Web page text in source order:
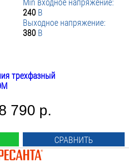
Min входное напряжение:
240 В
Выходное напряжение:
380 В
трехфазный
790 р.
СРАВНИТЬ